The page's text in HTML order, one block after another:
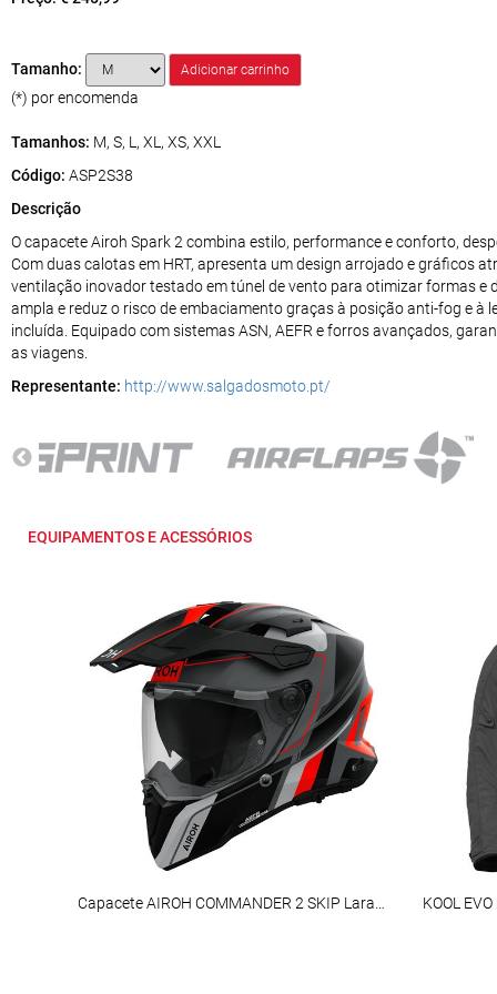
Tamanho:
(*) por encomenda
Tamanhos: M, S, L, XL, XS, XXL
Código: ASP2S38
Descrição
O capacete Airoh Spark 2 combina estilo, performance e conforto,
Com duas calotas em HRT, apresenta um design arrojado e gráficos
ventilação inovador testado em túnel de vento para otimizar formas e
ampla e reduz o risco de embaciamento graças à posição anti-fog e à
incluída. Equipado com sistemas ASN, AEFR e forros avançados,
as viagens.
Representante: http://www.salgadosmoto.pt/
EQUIPAMENTOS E ACESSÓRIOS
Capacete AIROH COMMANDER 2 SKIP Laranja Mate KOOL